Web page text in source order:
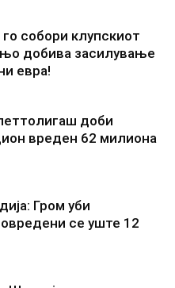
собори клупскиот
добива засилување
евра!
доби
вреден 62 милиона
Гром уби
се уште 12